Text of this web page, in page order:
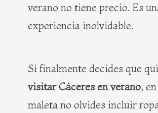
verano no tiene precio. Es
experiencia inolvidable.
Si finalmente decides que
visitar Cáceres en verano,
maleta no olvides incluir